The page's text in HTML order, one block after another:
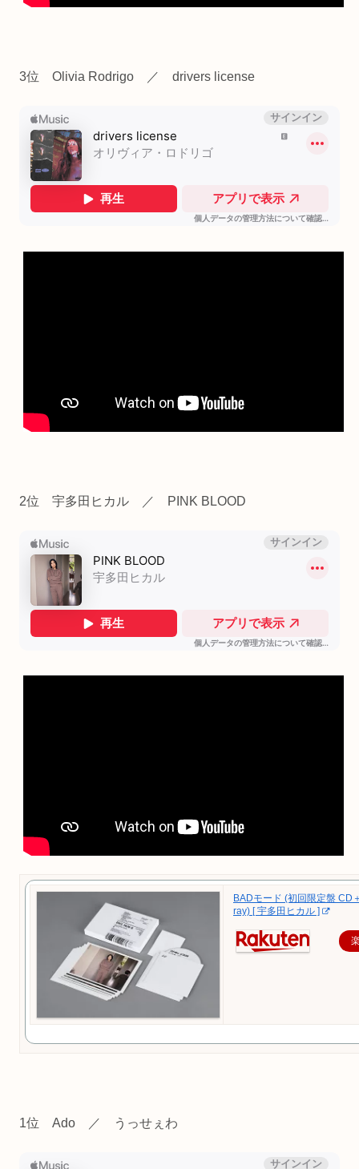
3位 Olivia Rodrigo ／ drivers license
2位 宇多田ヒカル ／ PINK BLOOD
BADモード (初回限定盤 CD
ray) [ 宇多田ヒカル ]
1位 Ado ／ うっせぇわ